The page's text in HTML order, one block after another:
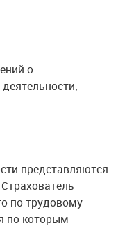
о
представляются
по трудовому
по которым